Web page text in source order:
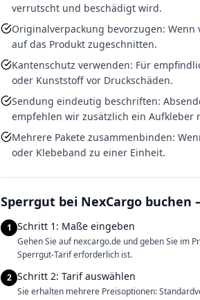
verrutscht und beschädigt wird.
Originalverpackung bevorzugen:
auf das Produkt zugeschnitten.
Kantenschutz verwenden: Für
oder Kunststoff vor Druckschäden.
Sendung eindeutig beschriften:
empfehlen wir zusätzlich ein Aufkleber
Mehrere Pakete zusammenbinden:
oder Klebeband zu einer Einheit.
Sperrgut bei NexCargo buchen
1 Schritt 1: Maße eingeben
Gehen Sie auf nexcargo.de und geben Sie im
Sperrgut-Tarif erforderlich ist.
2 Schritt 2: Tarif auswählen
Sie erhalten mehrere Preisoptionen: